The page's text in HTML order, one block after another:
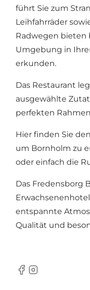
führt Sie zum
Leihfahrräder
Radwegen bieten
Umgebung in
erkunden.
Das Restaurant
ausgewählte
perfekten
Hier finden Sie
um Bornholm zu
oder einfach die
Das Fredensborg
entspannte
Qualität und
Facebook
Instagram